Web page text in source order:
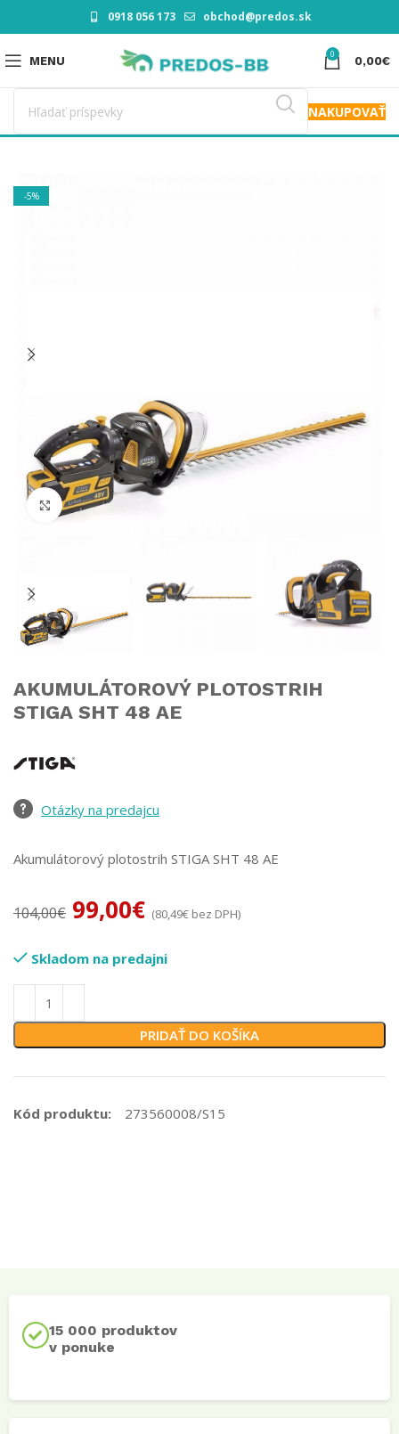
0918 056 173 obchod@predos.sk
MENU 0 0,00€
NAKUPOVAŤ
-5%
Click to enlarge
AKUMULÁTOROVÝ PLOTOSTRIH
STIGA SHT 48 AE
Otázky na predajcu
Akumulátorový plotostrih STIGA SHT 48 AE
104,00€ 99,00€ (80,49€ bez DPH)
Skladom na predajni
PRIDAŤ DO KOŠÍKA
Kód produktu: 273560008/S15
15 000 produktov
v ponuke